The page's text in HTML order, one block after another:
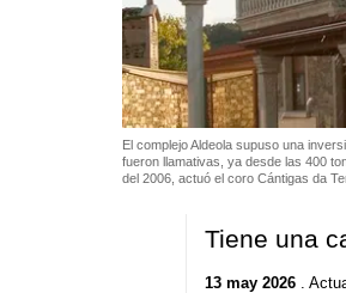
El complejo Aldeola supuso una
fueron llamativas, ya desde las 400
del 2006, actuó el coro Cántigas da
Tiene una
13 may 2026.